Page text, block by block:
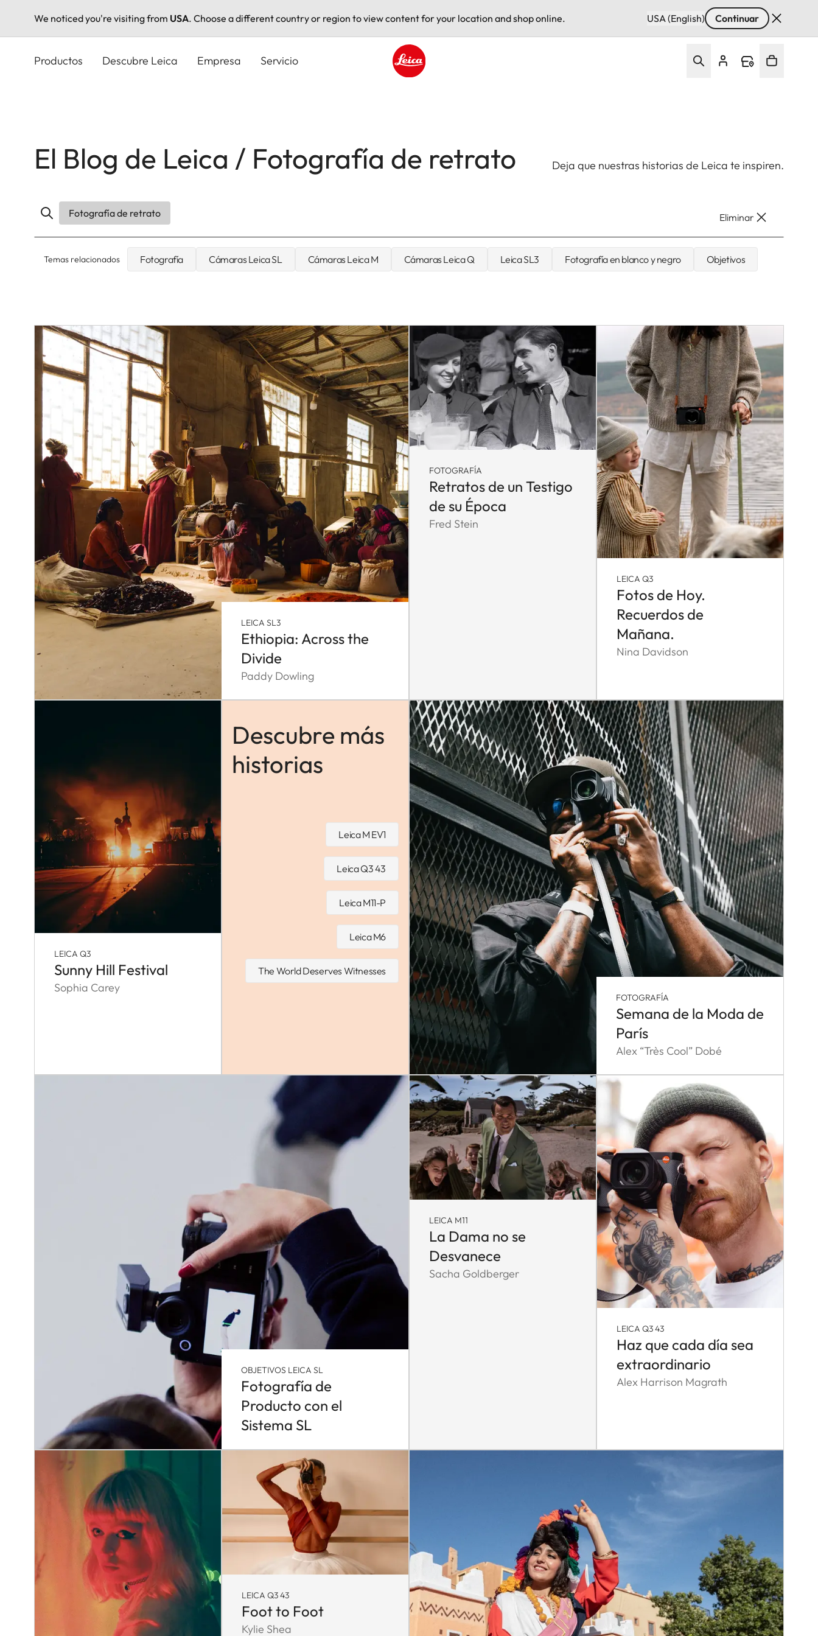
We noticed you're visiting from USA. Choose a different country or region to view content for your location and shop online. USA (English) Continuar
Productos Descubre Leica Empresa Servicio
El Blog de Leica / Fotografía de retrato Deja que nuestras historias de Leica te inspiren.
Fotografía de retrato Eliminar
Temas relacionados Fotografía Cámaras Leica SL Cámaras Leica M Cámaras Leica Q Leica SL3 Fotografía en blanco y negro Objetivos
LEICA SL3
Ethiopia: Across the
Divide
Paddy Dowling
FOTOGRAFÍA
Retratos de un Testigo
de su Época
Fred Stein
LEICA Q3
Fotos de Hoy.
Recuerdos de
Mañana.
Nina Davidson
LEICA Q3
Sunny Hill Festival
Sophia Carey
Descubre más
historias
Leica M EV1
Leica Q3 43
Leica M11-P
Leica M6
The World Deserves Witnesses
FOTOGRAFÍA
Semana de la Moda de
París
Alex “Très Cool” Dobé
OBJETIVOS LEICA SL
Fotografía de
Producto con el
Sistema SL
LEICA M11
La Dama no se
Desvanece
Sacha Goldberger
LEICA Q3 43
Haz que cada día sea
extraordinario
Alex Harrison Magrath
LEICA Q3 43
Foot to Foot
Kylie Shea